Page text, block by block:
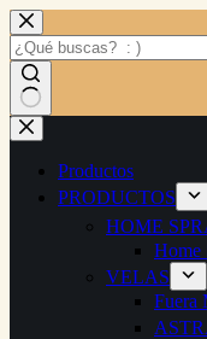
Productos
PRODUCTOS
HOME
Home
VELAS
Fuera